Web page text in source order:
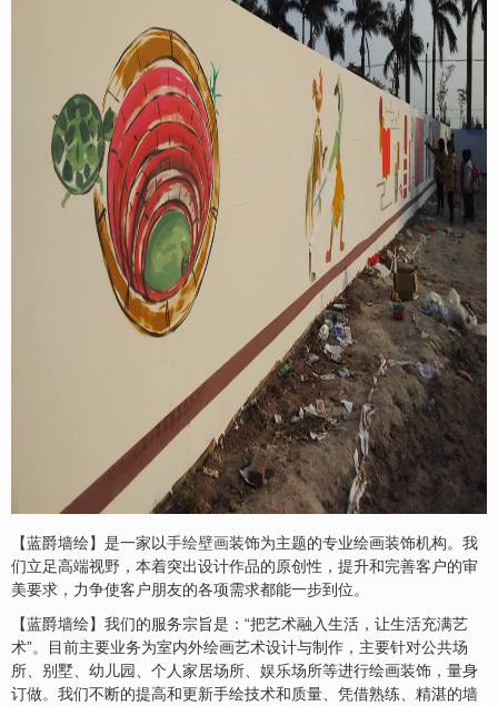
【蓝爵墙绘】是一家以手绘壁画装饰为主题的专业绘画装饰机构。我
们立足高端视野，本着突出设计作品的原创性，提升和完善客户的审
美要求，力争使客户朋友的各项需求都能一步到位。
【蓝爵墙绘】我们的服务宗旨是：“把艺术融入生活，让生活充满艺
术”。目前主要业务为室内外绘画艺术设计与制作，主要针对公共场
所、别墅、幼儿园、个人家居场所、娱乐场所等进行绘画装饰，量身
订做。我们不断的提高和更新手绘技术和质量、凭借熟练、精湛的墙